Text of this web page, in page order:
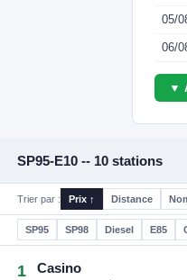
05/
06/
▼
SP95-E10 -- 10 stations
Trier par : Prix ↑ Distance
SP95 SP98 Diesel E85
1 Casino